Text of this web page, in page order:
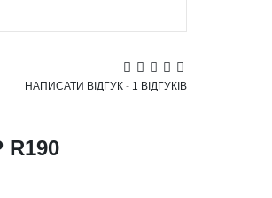
НАПИСАТИ ВІДГУК- 1 ВІДГУКІВ